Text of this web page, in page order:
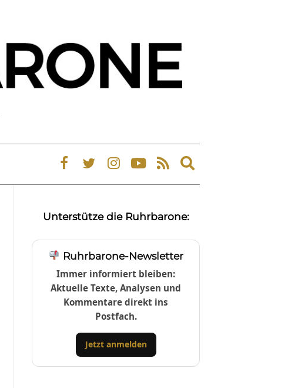
Expand
search
Unterstütze die Ruhrbarone:
Ruhrbarone-Newsletter
Immer informiert bleiben:
Aktuelle Texte, Analysen und
Kommentare direkt ins
Postfach.
Jetzt anmelden